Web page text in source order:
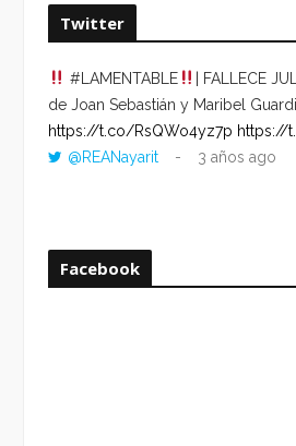
Twitter
#LAMENTABLE
| FALLECE
de Joan Sebastián y Maribel
https://t.co/RsQWo4yz7p https://
@REANayarit
3 años ago
Facebook